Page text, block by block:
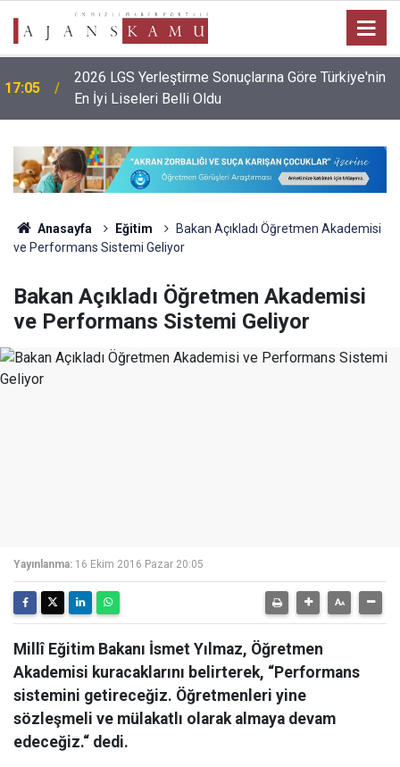
17:05
2026 LGS Yerleştirme Sonuçlarına Göre Türkiye'nin
En İyi Liseleri Belli Oldu
Anasayfa Eğitim
Bakan Açıkladı Öğretmen Akademisi
ve Performans Sistemi Geliyor
Bakan Açıkladı Öğretmen Akademisi
ve Performans Sistemi Geliyor
Yayınlanma: 16 Ekim 2016 Pazar 20:05
Millî Eğitim Bakanı İsmet Yılmaz, Öğretmen
Akademisi kuracaklarını belirterek, “Performans
sistemini getireceğiz. Öğretmenleri yine
sözleşmeli ve mülakatlı olarak almaya devam
edeceğiz.“ dedi.